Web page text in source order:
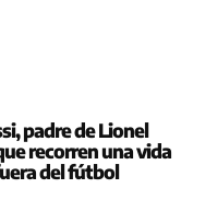
padre de Lionel
recorren una vida
del fútbol